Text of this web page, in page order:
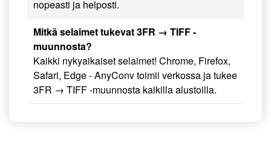
nopeasti ja helposti.
Mitkä selaimet tukevat 3FR → TIFF -
muunnosta?
Kaikki nykyaikaiset selaimet! Chrome, Firefox,
Safari, Edge - AnyConv toimii verkossa ja tukee
3FR → TIFF -muunnosta kaikilla alustoilla.